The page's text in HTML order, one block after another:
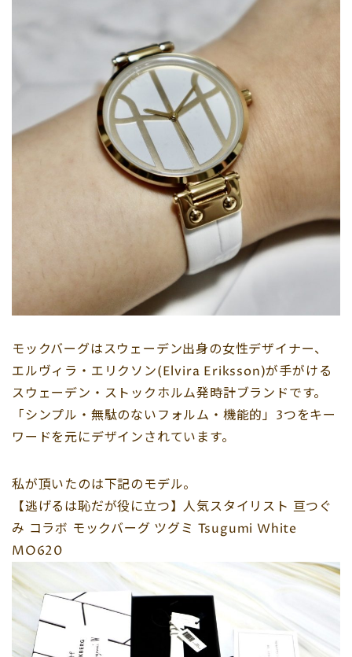
モックバーグはスウェーデン出身の女性デザイナー、
エルヴィラ・エリクソン(Elvira Eriksson)が手がける
スウェーデン・ストックホルム発時計ブランドです。
「シンプル・無駄のないフォルム・機能的」3つをキー
ワードを元にデザインされています。
私が頂いたのは下記のモデル。
【逃げるは恥だが役に立つ】人気スタイリスト 亘つぐ
み コラボ モックバーグ ツグミ Tsugumi White
MO620